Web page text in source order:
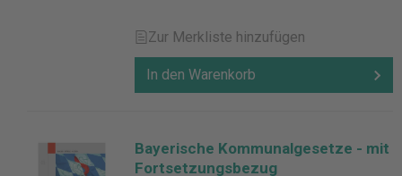
Zur Merkliste hinzufügen
In den Warenkorb
Bayerische Kommunalgesetze - mit
Fortsetzungsbezug